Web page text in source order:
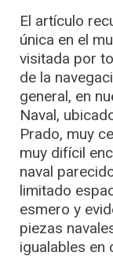
El artículo
única en el
visitada por
de la
general, en
Naval,
Prado, muy
muy difícil
naval
limitado
esmero y
piezas
igualables en